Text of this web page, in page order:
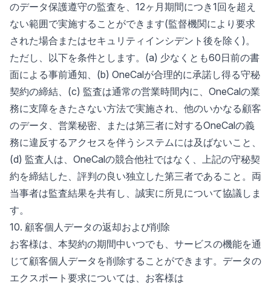
のデータ保護遵守の監査を、12ヶ月期間につき1回を超え
ない範囲で実施することができます(監督機関により要求
された場合またはセキュリティインシデント後を除く)。
ただし、以下を条件とします。(a) 少なくとも60日前の書
面による事前通知、(b) OneCalが合理的に承諾し得る守秘
契約の締結、(c) 監査は通常の営業時間内に、OneCalの業
務に支障をきたさない方法で実施され、他のいかなる顧客
のデータ、営業秘密、または第三者に対するOneCalの義
務に違反するアクセスを伴うシステムには及ばないこと、
(d) 監査人は、OneCalの競合他社ではなく、上記の守秘契
約を締結した、評判の良い独立した第三者であること。両
当事者は監査結果を共有し、誠実に所見について協議しま
す。
10. 顧客個人データの返却および削除
お客様は、本契約の期間中いつでも、サービスの機能を通
じて顧客個人データを削除することができます。データの
エクスポート要求については、お客様は